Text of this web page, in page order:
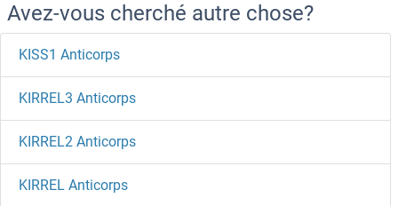
Avez-vous cherché autre chose?
KISS1 Anticorps
KIRREL3 Anticorps
KIRREL2 Anticorps
KIRREL Anticorps